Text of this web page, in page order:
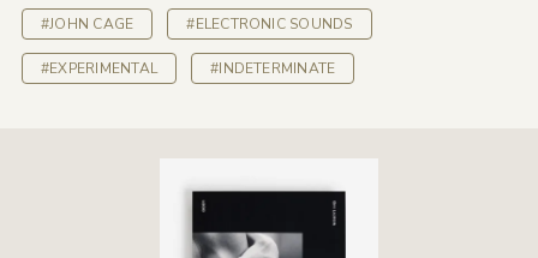
#JOHN CAGE #ELECTRONIC SOUNDS
#EXPERIMENTAL #INDETERMINATE